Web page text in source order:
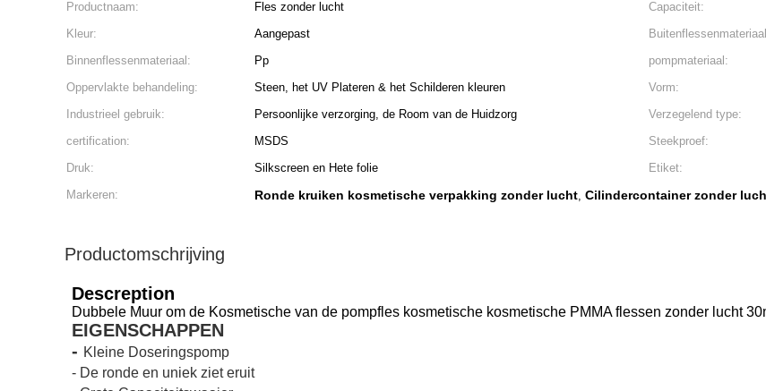
Productnaam: Fles zonder lucht Capaciteit:
Kleur:
Aangepast
Binnenflessenmateriaal:
Pp pompmateriaal:
Oppervlakte behandeling:
Steen, het UV Plateren & het Schilderen kleuren Vorm:
Industrieel gebruik:
Persoonlijke verzorging, de Room van de Huidzorg Verzegelend type:
certification:
MSDS Steekproef:
Druk:
Silkscreen en Hete folie Etiket:
Markeren:
Ronde kruiken kosmetische verpakking zonder lucht, Cilindercontainer zonder
Productomschrijving
Descreption
Dubbele Muur om de Kosmetische van de pompfles kosmetische kosmetische PMMA flessen zonder lucht
EIGENSCHAPPEN
- Kleine Doseringspomp
- De ronde en uniek ziet eruit